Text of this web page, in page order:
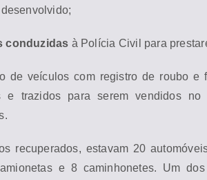
conduzidas à Polícia Civil para
de veículos com registro de roubo e
e trazidos para serem vendidos no
recuperados, estavam 20
e 8 caminhonetes. Um